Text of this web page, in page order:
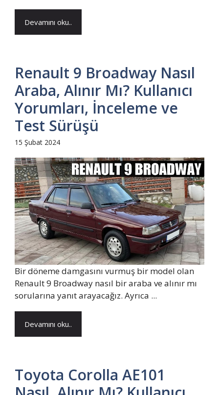
Devamını oku..
Renault 9 Broadway Nasıl
Araba, Alınır Mı? Kullanıcı
Yorumları, İnceleme ve
Test Sürüşü
15 Şubat 2024
Bir döneme damgasını vurmuş bir model olan
Renault 9 Broadway nasıl bir araba ve alınır mı
sorularına yanıt arayacağız. Ayrıca ...
Devamını oku..
Toyota Corolla AE101